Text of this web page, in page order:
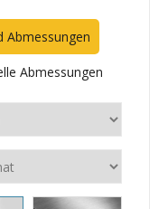
Abmessungen
Abmessungen